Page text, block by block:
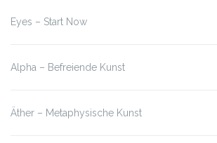
Eyes – Start Now
Alpha – Befreiende Kunst
Äther – Metaphysische Kunst